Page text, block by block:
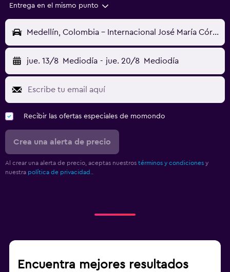
Entrega en el mismo punto
Medellín, Colombia - Internacional José María Córdova (MDE)
jue. 13/8 Mediodía - jue. 20/8 Mediodía
Recibir las ofertas especiales de momondo
Crea una alerta de precio
Al crear una alerta de precio, aceptas nuestros términos y condiciones y
nuestra política de privacidad..
Encuentra mejores resultados